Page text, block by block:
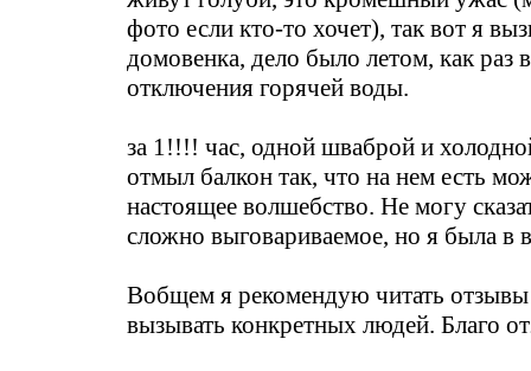
фото если кто-то хочет), так вот я
домовенка, дело было летом, как раз
отключения горячей воды.
за 1!!!! час, одной шваброй и
отмыл балкон так, что на нем есть
настоящее волшебство. Не могу
сложно выговариваемое, но я была в
Вобщем я рекомендую читать
вызывать конкретных людей. Благо